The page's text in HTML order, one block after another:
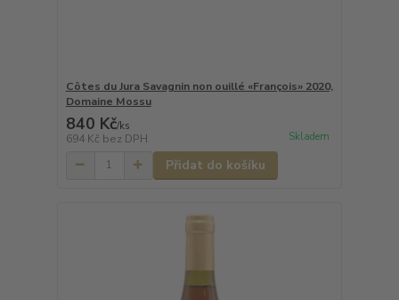
Côtes du Jura Savagnin non ouillé «François» 2020,
Domaine Mossu
840 Kč/ks
694 Kč bez DPH Skladem
Přidat do košíku